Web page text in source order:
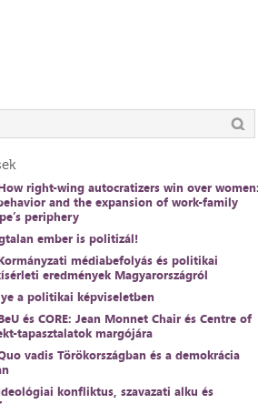
right-wing autocratizers win over
and the expansion of work-family
periphery
ember is politizál!
médiabefolyás és politikai
eredmények Magyarországról
a politikai képviseletben
és CORE: Jean Monnet Chair és Centre of
tapasztalatok margójára
vadis Törökországban és a demokrácia
konfliktus, szavazati alku és